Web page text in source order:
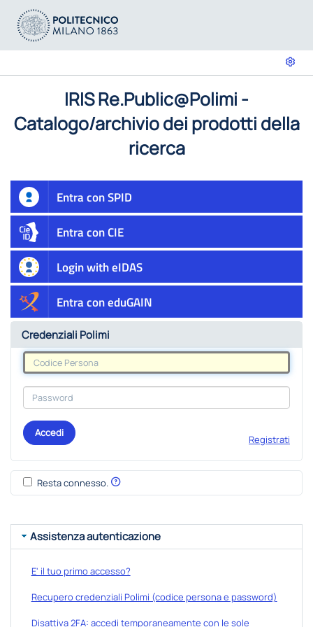
IRIS Re.Public@Polimi -
Catalogo/archivio dei prodotti della
ricerca
Entra con SPID
Entra con CIE
Login with eIDAS
Entra con eduGAIN
Credenziali Polimi
Accedi
Registrati
Resta connesso.
Assistenza autenticazione
E' il tuo primo accesso?
Recupero credenziali Polimi (codice persona e password)
Disattiva 2FA: accedi temporaneamente con le sole